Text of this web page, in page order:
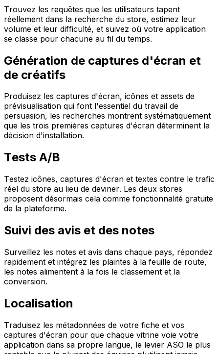
Trouvez les requêtes que les utilisateurs tapent
réellement dans la recherche du store, estimez leur
volume et leur difficulté, et suivez où votre application
se classe pour chacune au fil du temps.
Génération de captures d'écran et
de créatifs
Produisez les captures d'écran, icônes et assets de
prévisualisation qui font l'essentiel du travail de
persuasion, les recherches montrent systématiquement
que les trois premières captures d'écran déterminent la
décision d'installation.
Tests A/B
Testez icônes, captures d'écran et textes contre le trafic
réel du store au lieu de deviner. Les deux stores
proposent désormais cela comme fonctionnalité gratuite
de la plateforme.
Suivi des avis et des notes
Surveillez les notes et avis dans chaque pays, répondez
rapidement et intégrez les plaintes à la feuille de route,
les notes alimentent à la fois le classement et la
conversion.
Localisation
Traduisez les métadonnées de votre fiche et vos
captures d'écran pour que chaque vitrine voie votre
application dans sa propre langue, le levier ASO le plus